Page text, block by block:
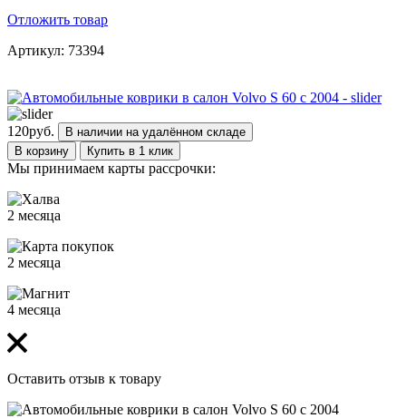
Отложить товар
Артикул: 73394
120руб.
В наличии на удалённом складе
В корзину
Купить в 1 клик
Мы принимаем карты рассрочки:
2 месяца
2 месяца
4 месяца
Оставить отзыв к товару